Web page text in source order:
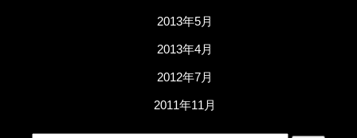
2013年5月
2013年4月
2012年7月
2011年11月